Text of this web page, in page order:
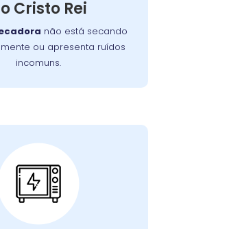
Cristo Rei
não está secando
ou apresenta ruídos
incomuns.
funcionamento eficiente do
de Forno
Elétrico: